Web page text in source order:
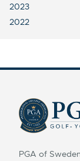
2023
2022
PGA of